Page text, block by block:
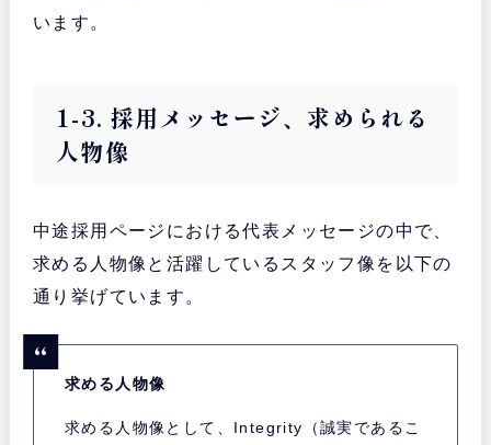
います。
1-3. 採用メッセージ、求められる
人物像
中途採用ページにおける代表メッセージの中で、
求める人物像と活躍しているスタッフ像を以下の
通り挙げています。
求める人物像
求める人物像として、Integrity（誠実であるこ